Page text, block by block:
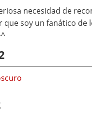
necesidad de
que soy un fanático de